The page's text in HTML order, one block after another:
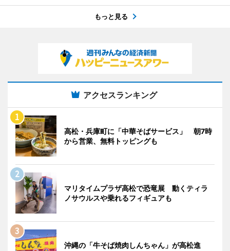
もっと見る
アクセスランキング
高松・兵庫町に「中華そばサービス」 朝7時
から営業、無料トッピングも
マリタイムプラザ高松で恐竜展 動くティラ
ノサウルスや乗れるフィギュアも
沖縄の「牛そば焼肉しんちゃん」が高松進